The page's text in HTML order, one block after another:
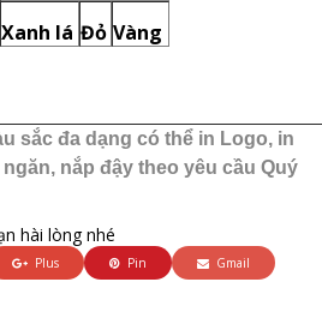
Xanh lá Đỏ Vàng
sắc đa dạng có thể in Logo, in
nắp đậy theo yêu cầu Quý
hài lòng nhé
Plus Pin Gmail